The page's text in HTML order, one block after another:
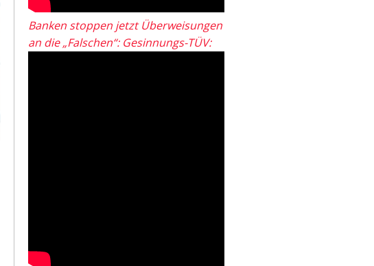
Banken stoppen jetzt Überweisungen
an die „Falschen“: Gesinnungs-TÜV: